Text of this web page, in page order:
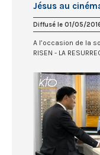
Jésus au
Diffusé le 01/05/
A l’occasion de la
RISEN - LA